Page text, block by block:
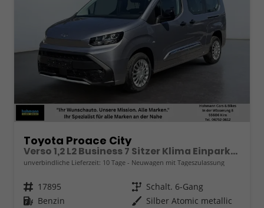
Toyota Proace City
Verso 1,2 L2 Business 7 Sitzer Klima Einparkhilfe Apple Tempomat DAB 10 Zoll Display Regensensor
unverbindliche Lieferzeit: 10 Tage Neuwagen mit Tageszulassung
Fahrzeugnr. 17895 Getriebe Schalt. 6-Gang
Kraftstoff Benzin Außenfarbe Silber Atomic metallic